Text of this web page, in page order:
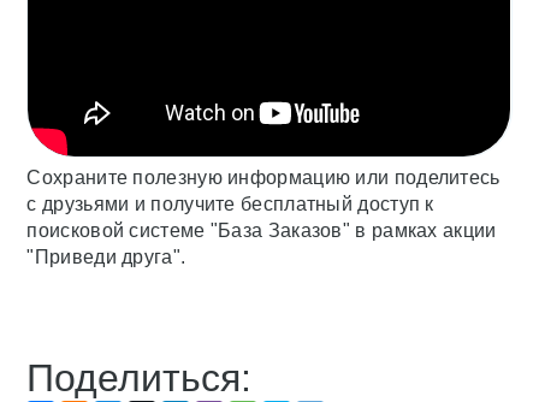
Сохраните полезную информацию или поделитесь
с друзьями и получите бесплатный доступ к
поисковой системе "База Заказов" в рамках акции
"Приведи друга".
Поделиться: